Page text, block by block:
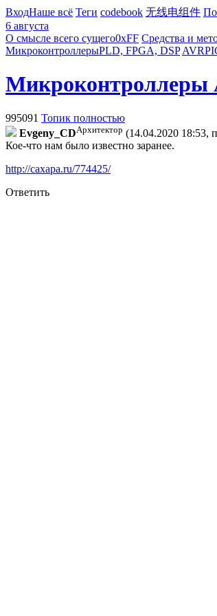
ВходНаше всё Теги codebook 无线电组件
6 августа
О смысле всего сущего0xFF Средства и
МикроконтроллерыPLD, FPGA, DSP AVR
Микроконтроллеры
995091 Топик полностью
Evgeny_CDАрхитектор (14.04.2020 18:53,
Кое-что нам было известно заранее.
http://caxapa.ru/774425/
Ответить